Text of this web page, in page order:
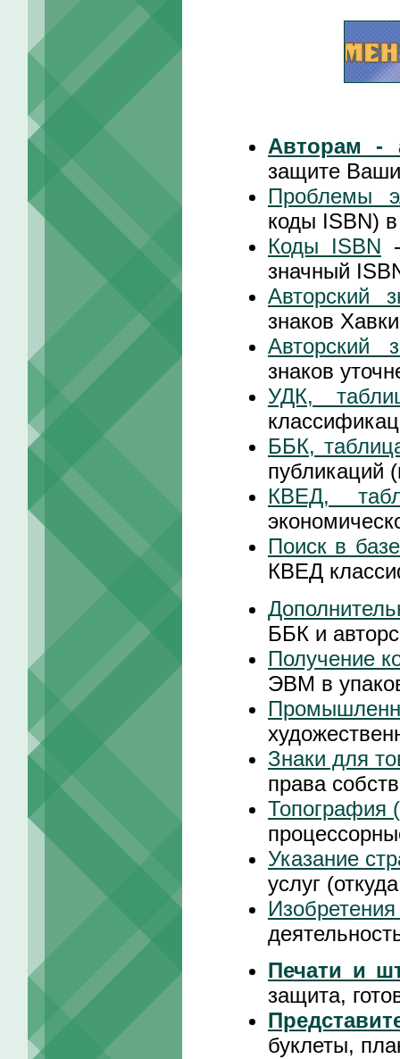
Авторам -
защите
Проблемы
коды ISBN)
Коды ISBN
значный
Авторский
знаков
Авторский
знаков
УДК,
ББК,
публикаций
КВЕД,
Поиск в
КВЕД
ББК и
Получение
ЭВМ в
Знаки для
права
Топография
Указание
услуг
Печати и
защита,
буклеты,